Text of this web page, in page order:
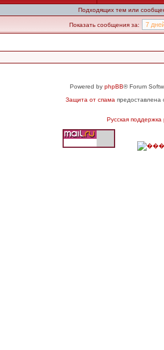
Подходящих тем или
Показать сообщения за:
Powered by phpBB® Forum
Защита от спама предоставлена
Русская поддержка